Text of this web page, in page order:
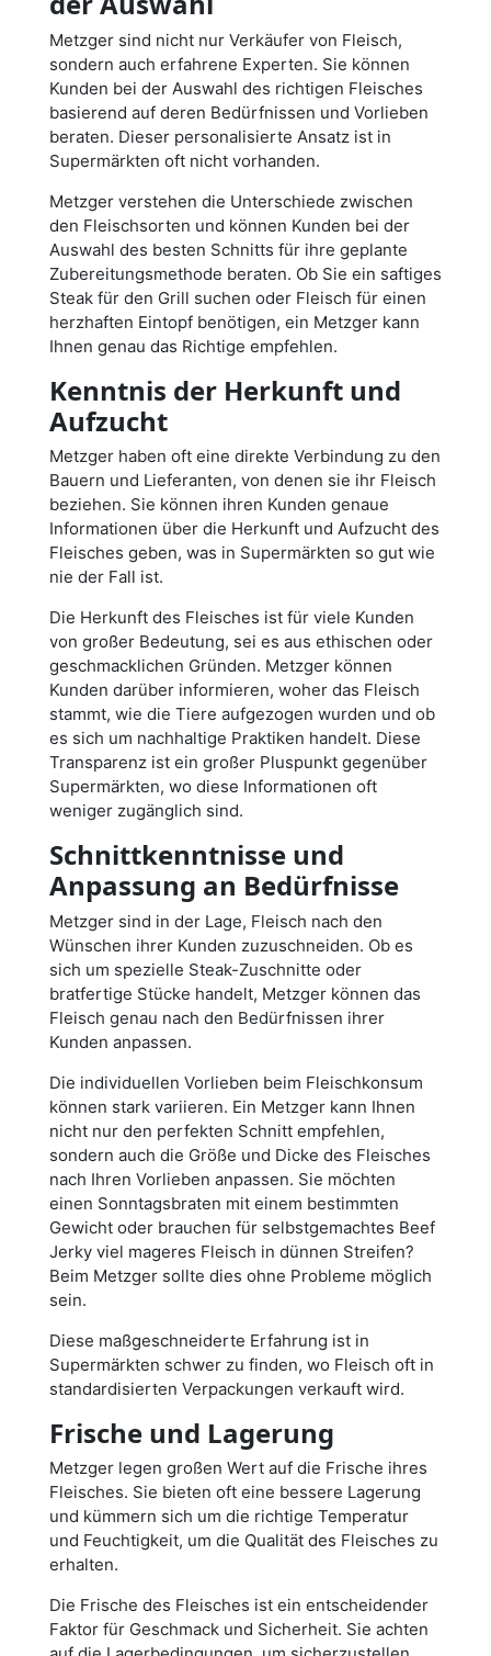
Metzger sind nicht nur Verkäufer von Fleisch,
sondern auch erfahrene Experten. Sie können
Kunden bei der Auswahl des richtigen Fleisches
basierend auf deren Bedürfnissen und Vorlieben
beraten. Dieser personalisierte Ansatz ist in
Supermärkten oft nicht vorhanden.
Metzger verstehen die Unterschiede zwischen
den Fleischsorten und können Kunden bei der
Auswahl des besten Schnitts für ihre geplante
Zubereitungsmethode beraten. Ob Sie ein saftiges
Steak für den Grill suchen oder Fleisch für einen
herzhaften Eintopf benötigen, ein Metzger kann
Ihnen genau das Richtige empfehlen.
Kenntnis der Herkunft und
Aufzucht
Metzger haben oft eine direkte Verbindung zu den
Bauern und Lieferanten, von denen sie ihr Fleisch
beziehen. Sie können ihren Kunden genaue
Informationen über die Herkunft und Aufzucht des
Fleisches geben, was in Supermärkten so gut wie
nie der Fall ist.
Die Herkunft des Fleisches ist für viele Kunden
von großer Bedeutung, sei es aus ethischen oder
geschmacklichen Gründen. Metzger können
Kunden darüber informieren, woher das Fleisch
stammt, wie die Tiere aufgezogen wurden und ob
es sich um nachhaltige Praktiken handelt. Diese
Transparenz ist ein großer Pluspunkt gegenüber
Supermärkten, wo diese Informationen oft
weniger zugänglich sind.
Schnittkenntnisse und
Anpassung an Bedürfnisse
Metzger sind in der Lage, Fleisch nach den
Wünschen ihrer Kunden zuzuschneiden. Ob es
sich um spezielle Steak-Zuschnitte oder
bratfertige Stücke handelt, Metzger können das
Fleisch genau nach den Bedürfnissen ihrer
Kunden anpassen.
Die individuellen Vorlieben beim Fleischkonsum
können stark variieren. Ein Metzger kann Ihnen
nicht nur den perfekten Schnitt empfehlen,
sondern auch die Größe und Dicke des Fleisches
nach Ihren Vorlieben anpassen. Sie möchten
einen Sonntagsbraten mit einem bestimmten
Gewicht oder brauchen für selbstgemachtes Beef
Jerky viel mageres Fleisch in dünnen Streifen?
Beim Metzger sollte dies ohne Probleme möglich
sein.
Diese maßgeschneiderte Erfahrung ist in
Supermärkten schwer zu finden, wo Fleisch oft in
standardisierten Verpackungen verkauft wird.
Frische und Lagerung
Metzger legen großen Wert auf die Frische ihres
Fleisches. Sie bieten oft eine bessere Lagerung
und kümmern sich um die richtige Temperatur
und Feuchtigkeit, um die Qualität des Fleisches zu
erhalten.
Die Frische des Fleisches ist ein entscheidender
Faktor für Geschmack und Sicherheit. Sie achten